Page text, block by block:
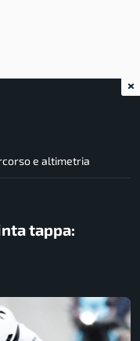
e altimetria
tappa:
×